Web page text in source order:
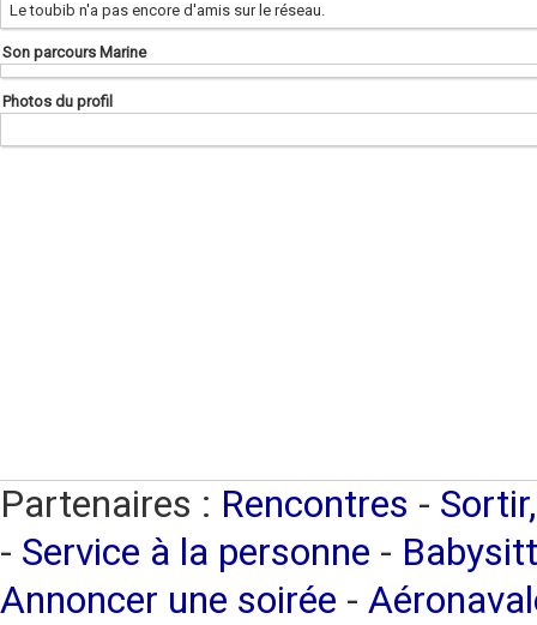
Le toubib n'a pas encore d'amis sur le réseau.
Son parcours Marine
Photos du profil
Partenaires : Rencontres -
- Service à la personne -
Annoncer une soirée -